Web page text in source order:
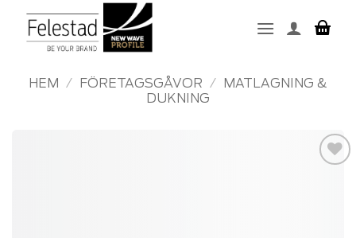
content
HEM / FÖRETAGSGÅVOR / MATLAGNING &
DUKNING